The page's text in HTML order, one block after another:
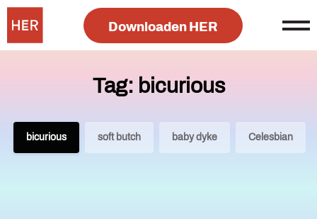
Downloaden HER
Tag: bicurious
bicurious soft butch baby dyke Celesbian